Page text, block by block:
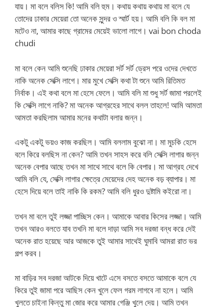
যায়। মা বলে বলিস কি! আমি বলি হুম। কথায় কথায় কথায় মা বলে যে
তোদের ঢাকার মেয়েরা তো অনেক সুন্দর ও স্মার্ট হয়। আমি বলি কি বল মা
মটেও না, আমার কাছে গ্রামের মেয়েই ভালো লাগে। vai bon choda
chudi
মা বলে কেন আমি শুনেছি ঢাকার মেয়েরা সর্ট সর্ট ড্রেস পরে ওদের দেখতে
নাকি অনেক সেক্সি লাগে। মার মুখে সেক্সি কথা টা শুনে আমি রিতিমত
নির্বাক। এই কথা বলে মা হেসে ফেলে। আমি বলি মা শুধু সর্ট জামা পরলেই
কি সেক্সি লাগে নাকি? মা অনেক আগ্রহের সাথে বলল তাহলে! আমি আমতা
আমতা করছিলাম আমার মনের কথাটা বলার জন্ন।
একটু একটু ভয়ও কাজ করছিল। আমি বললাম বুঝো না। মা মুচকি হেসে
বলে কিরে বলছিস না কেন? আমি তখন সাহস করে বলি সেক্সি লাগার জন্ন
অনেক বেপার আছে তখন মা সাথে সাথে বলে কি বেপার। মা আগ্রহ দেখে
আমি বলি যে, সেক্সি লাগার ক্ষেত্রে মেয়েদের দেহ অনেক বড় ব্যাপার। মা
হেসে দিয়ে বলে তাই নাকি কি রকম? আমি বলি ধুরও দুষ্টামি কইরো না।
তখন মা বলে তুই লজ্জা পাচ্ছিস কেন। আমাকে আবার কিসের লজ্জা। আমি
তখন আরও বলতে যাব তখনি মা বলে দাড়া আমি সব দরজা বন্ধ করে দেই
অনেক রাত হয়েছে আর আজকে তুই আমার সাথেই ঘুমাবি আমরা রাত ভর
গল্প করব।
মা বাড়ির সব দরজা আটকে দিয়ে খাটে এসে বসতে বসতে আমাকে বলে যে
কিরে তুই জামা পরে আছিস কেন খুলে ফেল গরম লাগবে না হলে। আমি
খুলতে চাইনা কিন্তু মা জোর করে আমার গেঞ্জি খুলে দেয়। আমি তখন